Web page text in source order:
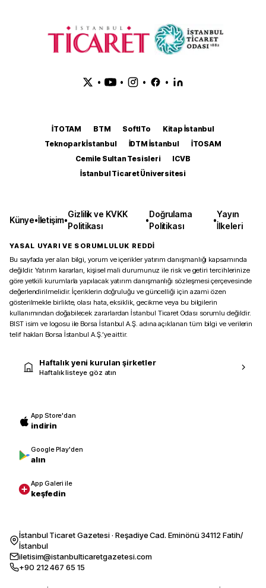
• • • •
İTOTAM BTM SoftITo
Kitap İstanbul
Teknopark İstanbul
İDTM İstanbul
İTOSAM
Cemile Sultan Tesisleri
ICVB
İstanbul Ticaret Üniversitesi
Künye•İletişim•
Gizlilik ve KVKK
Politikası
•
Doğrulama
Politikası
•
Yayın
İlkeleri
YASAL UYARI VE SORUMLULUK REDDİ
Bu sayfada yer alan bilgi, yorum ve içerikler yatırım danışmanlığı kapsamında
değildir. Yatırım kararları, kişisel mali durumunuz ile risk ve getiri tercihlerinize
göre yetkili kurumlarla yapılacak yatırım danışmanlığı sözleşmesi çerçevesinde
değerlendirilmelidir. İçeriklerin doğruluğu ve güncelliği için azami özen
gösterilmekle birlikte, olası hata, eksiklik, gecikme veya bu bilgilerin
kullanımından doğabilecek zararlardan İstanbul Ticaret Odası sorumlu değildir.
BIST isim ve logosu ile Borsa İstanbul A.Ş. adına açıklanan tüm bilgi ve verilerin
telif hakları Borsa İstanbul A.Ş.’ye aittir.
Haftalık yeni kurulan şirketler
Haftalık listeye göz atın
App Store'dan
indirin
Google Play'den
alın
App Galeri ile
keşfedin
İstanbul Ticaret Gazetesi · Reşadiye Cad. Eminönü 34112 Fatih/
İstanbul
iletisim@istanbulticaretgazetesi.com
+90 212 467 65 15